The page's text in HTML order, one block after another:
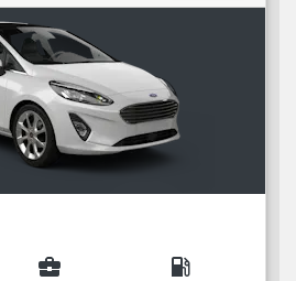
business_center local_gas_station